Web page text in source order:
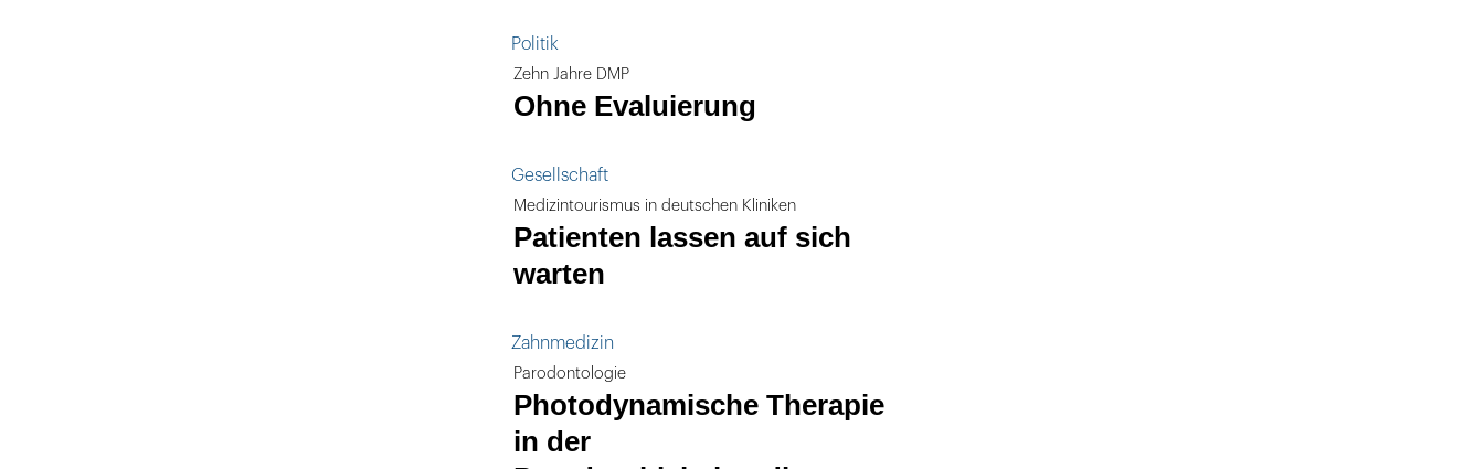
Politik
Zehn Jahre DMP
Ohne Evaluierung
Gesellschaft
Medizintourismus in deutschen Kliniken
Patienten lassen auf sich
warten
Zahnmedizin
Parodontologie
Photodynamische Therapie
in der